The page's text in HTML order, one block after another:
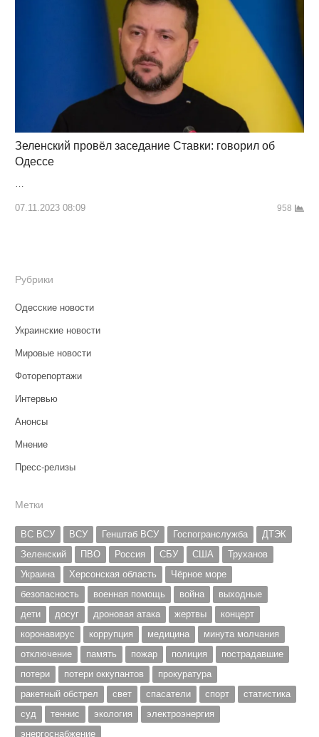
Зеленский провёл заседание Ставки: говорил об
Одессе
…
07.11.2023 08:09 958
Рубрики
Одесские новости
Украинские новости
Мировые новости
Фоторепортажи
Интервью
Анонсы
Мнение
Пресс-релизы
Метки
ВС ВСУ ВСУ Генштаб ВСУ Госпогранслужба
ДТЭК
Зеленский
ПВО Россия СБУ США
Труханов
Украина
Херсонская область
Чёрное море
безопасность
военная помощь война
выходные
дети
досуг дроновая атака жертвы
концерт
коронавирус
коррупция медицина
минута молчания
отключение
память пожар полиция
пострадавшие
потери
потери оккупантов
прокуратура
ракетный обстрел
свет спасатели спорт
статистика
суд
теннис экология
электроэнергия
энергоснабжение